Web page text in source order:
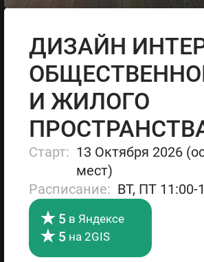
ДИЗАЙН
И ЖИЛОГО
Cтарт: 13 Октября 2026
мест)
Расписание: ВТ, ПТ 11:00-
5 в Яндексе
5 на 2GIS